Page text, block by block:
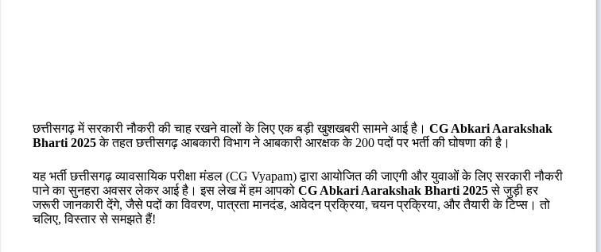
छत्तीसगढ़ में सरकारी नौकरी की चाह रखने वालों के लिए एक बड़ी खुशखबरी सामने आई है। CG Abkari Aarakshak
Bharti 2025के तहत छत्तीसगढ़ आबकारी विभाग ने आबकारी आरक्षक के 200 पदों पर भर्ती की घोषणा की है।
यह भर्ती छत्तीसगढ़ व्यावसायिक परीक्षा मंडल (CG Vyapam) द्वारा आयोजित की जाएगी और युवाओं के लिए सरकारी नौकरी
पाने का सुनहरा अवसर लेकर आई है। इस लेख में हम आपको CG Abkari Aarakshak Bharti 2025से जुड़ी हर
जरूरी जानकारी देंगे, जैसे पदों का विवरण, पात्रता मानदंड, आवेदन प्रक्रिया, चयन प्रक्रिया, और तैयारी के टिप्स। तो
चलिए, विस्तार से समझते हैं!